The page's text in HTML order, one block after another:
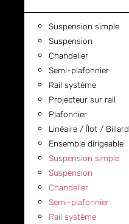
Suspension simple
Suspension
Chandelier
Semi-plafonnier
Rail système
Projecteur sur rail
Plafonnier
Linéaire / Îlot / Billard
Ensemble dirigeable
Suspension simple
Suspension
Chandelier
Semi-plafonnier
Rail système